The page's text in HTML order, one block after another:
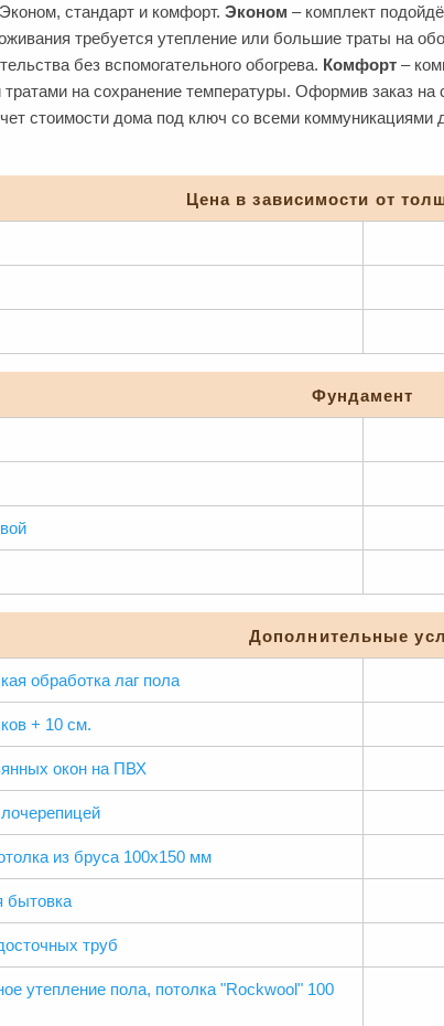
стандарт и комфорт. Эконом – комплект
требуется утепление или большие траты на
без вспомогательного обогрева. Комфорт –
на сохранение температуры. Оформив заказ
стоимости дома под ключ со всеми
Цена в зависимости от
Фундамент
Дополнительные
обработка лаг пола
+ 10 см.
окон на ПВХ
из бруса 100х150 мм
бытовка
труб
утепление пола, потолка "Rockwool" 100